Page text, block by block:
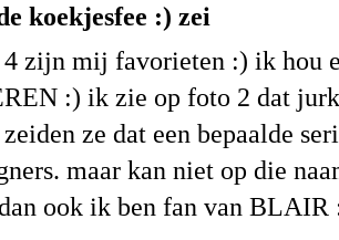
koekjesfee :) zei
4 zijn mij favorieten :) ik hou
:) ik zie op foto 2 dat
ze dat een bepaalde
maar kan niet op die
ook ik ben fan van BLAIR